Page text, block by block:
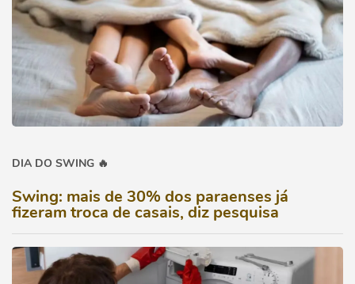
DIA DO SWING 🔥
Swing: mais de 30% dos paraenses já
fizeram troca de casais, diz pesquisa